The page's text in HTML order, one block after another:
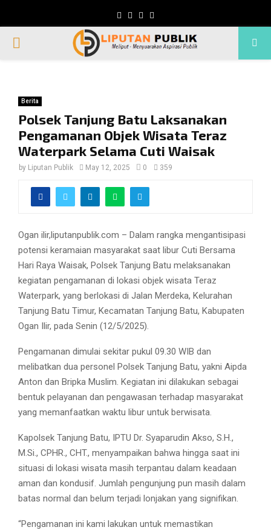
Facebook
TwitterInstagram
PRIMARY
Berita
Polsek Tanjung Batu Laksanakan
Pengamanan Objek Wisata Teraz
Waterpark Selama Cuti Waisak
by Liputan Publik May 12, 2025 0 359
Ogan ilir,liputanpublik.com – Dalam rangka mengantisipasi
potensi keramaian masyarakat saat libur Cuti Bersama
Hari Raya Waisak, Polsek Tanjung Batu melaksanakan
kegiatan pengamanan di lokasi objek wisata Teraz
Waterpark, yang berlokasi di Jalan Merdeka, Kelurahan
Tanjung Batu Timur, Kecamatan Tanjung Batu, Kabupaten
Ogan Ilir, pada Senin (12/5/2025).
Pengamanan dimulai sekitar pukul 09.30 WIB dan
melibatkan dua personel Polsek Tanjung Batu, yakni Aipda
Anton dan Bripka Muslim. Kegiatan ini dilakukan sebagai
bentuk pelayanan dan pengawasan terhadap masyarakat
yang memanfaatkan waktu libur untuk berwisata.
Kapolsek Tanjung Batu, IPTU Dr. Syaparudin Akso, S.H.,
M.Si., CPHR., CHT., menyampaikan bahwa hingga saat ini
situasi di lokasi wisata masih terpantau dalam keadaan
aman dan kondusif. Jumlah pengunjung pun masih dalam
batas normal dan belum terjadi lonjakan yang signifikan.
“Pengamanan ini kami lakukan untuk memastikan